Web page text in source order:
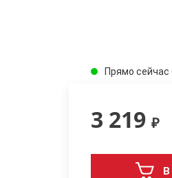
Прямо сейчас
3 219 ₽
В